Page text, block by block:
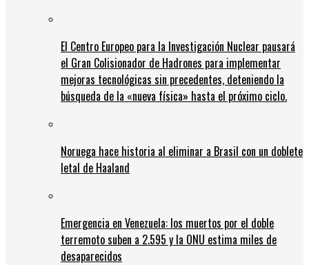
El Centro Europeo para la Investigación Nuclear pausará
el Gran Colisionador de Hadrones para implementar
mejoras tecnológicas sin precedentes, deteniendo la
búsqueda de la «nueva física» hasta el próximo ciclo.
Noruega hace historia al eliminar a Brasil con un doblete
letal de Haaland
Emergencia en Venezuela: los muertos por el doble
terremoto suben a 2.595 y la ONU estima miles de
desaparecidos